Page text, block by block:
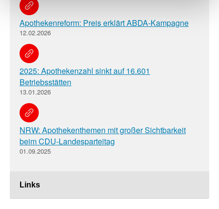
Links
Apothekenreform: Preis erklärt ABDA-Kampagne
12.02.2026
2025: Apothekenzahl sinkt auf 16.601
Betriebsstätten
13.01.2026
NRW: Apothekenthemen mit großer Sichtbarkeit
beim CDU-Landesparteitag
01.09.2025